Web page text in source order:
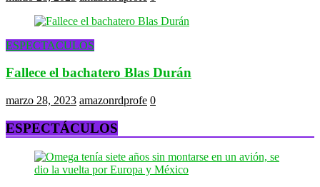
ESPECTACULOS
Fallece el bachatero Blas Durán
marzo 28, 2023 amazonrdprofe 0
ESPECTÁCULOS